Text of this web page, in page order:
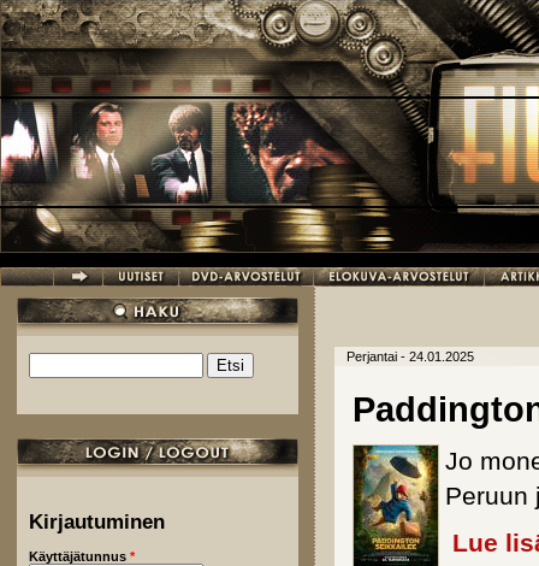
Hyppää pääsisältöön
Hakulomake
Kirjautuminen
Käyttäjätunnus *
Perjantai - 24.01.2025
Jo
Peruun
Lue